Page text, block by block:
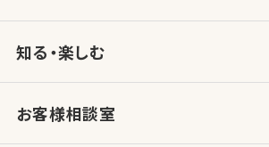
知る・楽しむ
お客様相談室